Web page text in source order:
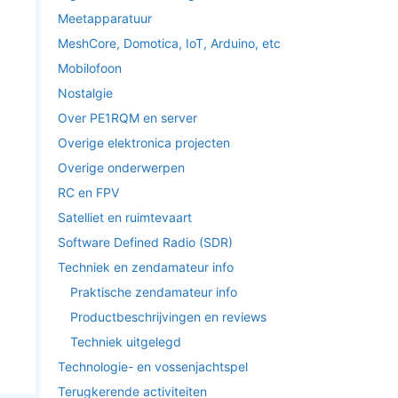
Meetapparatuur
MeshCore, Domotica, IoT, Arduino, etc
Mobilofoon
Nostalgie
Over PE1RQM en server
Overige elektronica projecten
Overige onderwerpen
RC en FPV
Satelliet en ruimtevaart
Software Defined Radio (SDR)
Techniek en zendamateur info
Praktische zendamateur info
Productbeschrijvingen en reviews
Techniek uitgelegd
Technologie- en vossenjachtspel
Terugkerende activiteiten